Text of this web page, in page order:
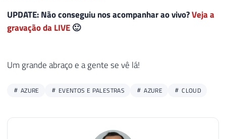
UPDATE: Não conseguiu nos acompanhar ao vivo?Veja a
gravação da LIVE🙂
Um grande abraço e a gente se vê lá!
AZURE EVENTOS E PALESTRAS AZURE CLOUD